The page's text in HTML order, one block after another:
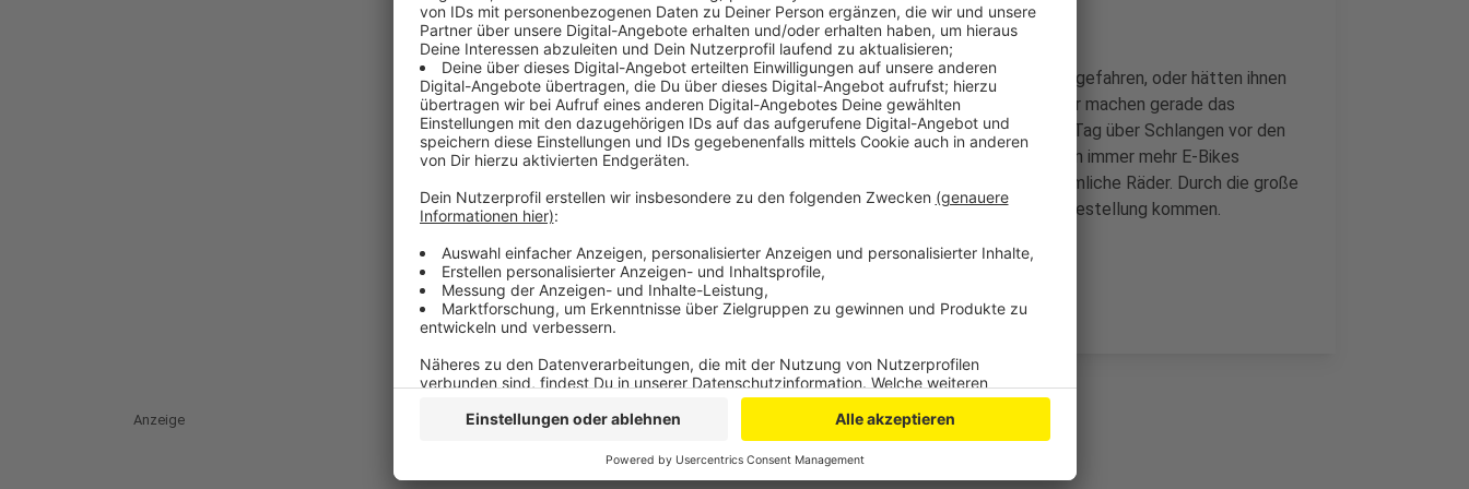
Teilweise seien die Kunden mit den Rädern direkt aus dem Laden gefahren, oder hätten ihnen
verfügbare Bikes regelrecht aus den Händen gerissen. Die Händler machen gerade das
Geschäft ihres Lebens, teilweise bildeten sich sogar den ganzen Tag über Schlangen vor den
Läden. Dabei sei vor allem ein Trend deutlich erkennbar: Es werden immer mehr E-Bikes
gekauft, bei einem der befragten Händler sogar mehr, als herkömmliche Räder. Durch die große
Nachfrage könne es auch hin und wieder zu Wartezeiten bei der Bestellung kommen.
Anzeige
Anzeige